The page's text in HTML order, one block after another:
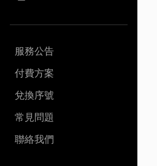
服務公告
付費方案
兌換序號
常見問題
聯絡我們